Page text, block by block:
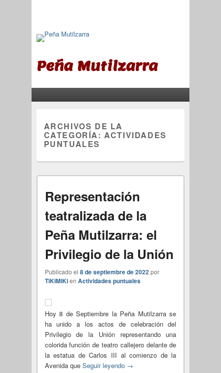
Peña Mutilzarra
ARCHIVOS DE LA
CATEGORÍA:ACTIVIDADES
PUNTUALES
Representación
teatralizada de la
Peña Mutilzarra: el
Privilegio de la Unión
Publicado el 8 de septiembre de 2022por
TiKiMiKien Actividades puntuales
Hoy 8 de Septiembre la Peña Mutilzarra se
ha unido a los actos de celebración del
Privilegio de la Unión representando una
colorida función de teatro callejero delante de
la estatua de Carlos III al comienzo de la
Avenida que Seguir leyendo →